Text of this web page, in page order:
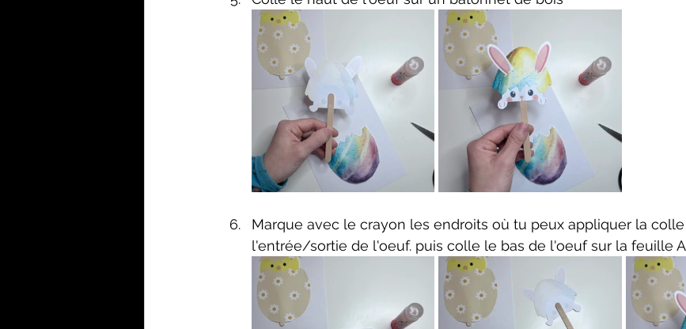
Marque avec le crayon les endroits où tu peux appliquer la
l'entrée/sortie de l'oeuf. puis colle le bas de l'oeuf sur la feuille